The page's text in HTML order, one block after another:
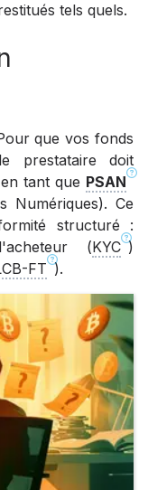
tels quels.
que vos fonds
prestataire doit
tant que PSAN
Numériques). Ce
structuré :
(KYC )
FT ).